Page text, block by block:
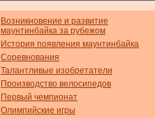
Возникновение и развитие
маунтинбайка за рубежом
История появления маунтинбайка
Соревнования
Талантливые изобретатели
Производство велосипедов
Первый чемпионат
Олимпийские игры